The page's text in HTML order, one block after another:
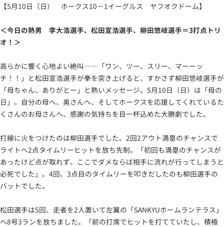
【5月10日（日） ホークス10－1イーグルス ヤフオクドーム】
＜今日の熱男 李大浩選手、松田宣浩選手、柳田悠岐選手＝3打点トリ
オ！＞
高らかに響く心地よい絶叫――「ワン、ツー、スリー、マーーッ
チ！！」と松田宣浩選手が拳を突き上げると、すかさず柳田悠岐選手が
「母ちゃん、ありがとー」と熱いメッセージ。5月10日（日）は「母の
日」。自分の母へ、奥さんへ、そしてホークスを応援してくれているた
くさんのお母さんへ、感謝の気持ちを目一杯込めた大勝劇でした。
打線に火をつけたのは柳田選手でした。2回2アウト満塁のチャンスで
ライトへ2点タイムリーヒットを放ち先制。「初回も満塁のチャンスが
あったけど点が取れず、ここでダメならば相手に流れが行ってしまうと
必死でした」。4回、3点目のタイムリーを叩きだしたのも柳田選手の
バットでした。
松田選手は5回、走者を2人置いて左翼の「SANKYUホームランテラス」
へ8号3ランを放ちました。「前の打席でヒットを打てていたし、積極